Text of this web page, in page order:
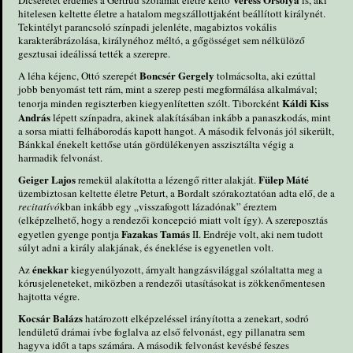
hitelesen keltette életre a hatalom megszállottjaként beállított királynét.
Tekintélyt parancsoló színpadi jelenléte, magabiztos vokális
karakterábrázolása, királynéhoz méltó, a gőgösséget sem nélkülöző
gesztusai ideálissá tették a szerepre.
A léha kéjenc, Ottó szerepétBoncsér Gergely tolmácsolta, aki ezúttal
jobb benyomást tett rám, mint a szerep pesti megformálása alkalmával;
tenorja minden regiszterben kiegyenlítetten szólt. TiborckéntKáldi Kiss
Andráslépett színpadra, akinek alakításában inkább a panaszkodás, mint
a sorsa miatti felháborodás kapott hangot. A második felvonás jól sikerült,
Bánkkal énekelt kettőse után gördülékenyen asszisztálta végig a
harmadik felvonást.
Geiger Lajosremekül alakította a lézengő ritter alakját.Fülep Máté
üzembiztosan keltette életre Peturt, a Bordalt szórakoztatóan adta elő, de a
recitatívókban inkább egy „visszafogott lázadónak” éreztem
(elképzelhető, hogy a rendezői koncepció miatt volt így). A szereposztás
egyetlen gyenge pontjaFazakas TamásII. Endréje volt, aki nem tudott
súlyt adni a király alakjának, és éneklése is egyenetlen volt.
Azénekkarkiegyenúlyozott, árnyalt hangzásvilággal szólaltatta meg a
kórusjeleneteket, miközben a rendezői utasításokat is zökkenőmentesen
hajtotta végre.
Kocsár Balázshatározott elképzeléssel irányította a zenekart, sodró
lendületű drámai ívbe foglalva az első felvonást, egy pillanatra sem
hagyva időt a taps számára. A második felvonást kevésbé feszes